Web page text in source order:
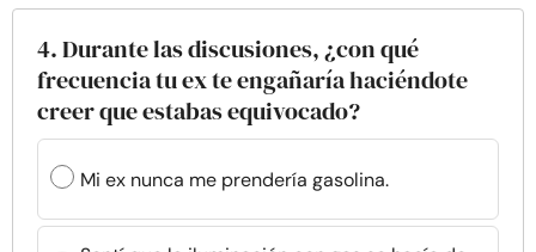
4. Durante las discusiones, ¿con qué
frecuencia tu ex te engañaría haciéndote
creer que estabas equivocado?
Mi ex nunca me prendería gasolina.